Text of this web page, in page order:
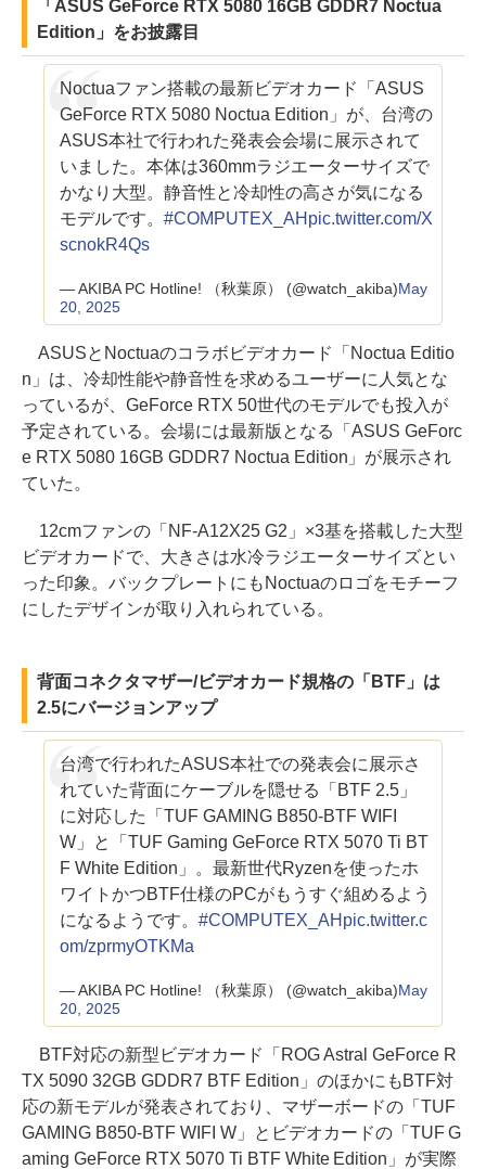
「ASUS GeForce RTX 5080 16GB GDDR7 Noctua
Edition」をお披露目
Noctuaファン搭載の最新ビデオカード「ASUS
GeForce RTX 5080 Noctua Edition」が、台湾の
ASUS本社で行われた発表会会場に展示されて
いました。本体は360mmラジエーターサイズで
かなり大型。静音性と冷却性の高さが気になる
モデルです。#COMPUTEX_AH pic.twitter.com/X
scnokR4Qs
— AKIBA PC Hotline! （秋葉原） (@watch_akiba)May
20, 2025
ASUSとNoctuaのコラボビデオカード「Noctua Editio
n」は、冷却性能や静音性を求めるユーザーに人気とな
っているが、GeForce RTX 50世代のモデルでも投入が
予定されている。会場には最新版となる「ASUS GeForc
e RTX 5080 16GB GDDR7 Noctua Edition」が展示され
ていた。
12cmファンの「NF-A12X25 G2」×3基を搭載した大型
ビデオカードで、大きさは水冷ラジエーターサイズとい
った印象。バックプレートにもNoctuaのロゴをモチーフ
にしたデザインが取り入れられている。
背面コネクタマザー/ビデオカード規格の「BTF」は
2.5にバージョンアップ
台湾で行われたASUS本社での発表会に展示さ
れていた背面にケーブルを隠せる「BTF 2.5」
に対応した「TUF GAMING B850-BTF WIFI
W」と「TUF Gaming GeForce RTX 5070 Ti BT
F White Edition」。最新世代Ryzenを使ったホ
ワイトかつBTF仕様のPCがもうすぐ組めるよう
になるようです。#COMPUTEX_AH pic.twitter.c
om/zprmyOTKMa
— AKIBA PC Hotline! （秋葉原） (@watch_akiba)May
20, 2025
BTF対応の新型ビデオカード「ROG Astral GeForce R
TX 5090 32GB GDDR7 BTF Edition」のほかにもBTF対
応の新モデルが発表されており、マザーボードの「TUF
GAMING B850-BTF WIFI W」とビデオカードの「TUF G
aming GeForce RTX 5070 Ti BTF White Edition」が実際